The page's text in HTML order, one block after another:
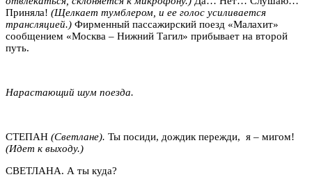
Приняла! (Щелкает тумблером, и ее голос усиливается
трансляцией.) Фирменный пассажирский поезд «Малахит»
сообщением «Москва – Нижний Тагил» прибывает на второй
путь.
Нарастающий шум поезда.
СТЕПАН (Светлане). Ты посиди, дождик пережди, я – мигом!
(Идет к выходу.)
СВЕТЛАНА. А ты куда?